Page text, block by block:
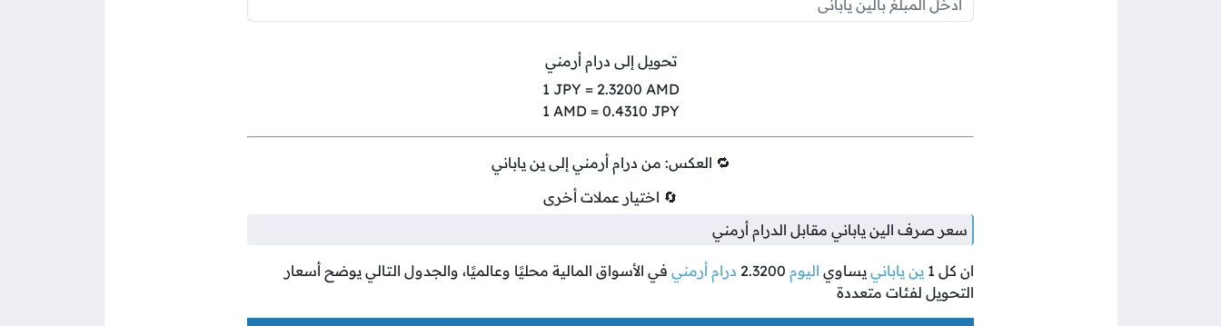
تحويل إلى درام أرمني
1 JPY = 2.3200 AMD
1 AMD = 0.4310 JPY
🔁 العكس: من درام أرمني إلى ين ياباني
🔄 اختيار عملات أخرى
سعر صرف الين ياباني مقابل الدرام أرمني
ان كل 1 ين ياباني يساوي اليوم 2.3200 درام أرمني في الأسواق المالية محليًا وعالميًا، والجدول التالي يوضح أسعار
التحويل لفئات متعددة